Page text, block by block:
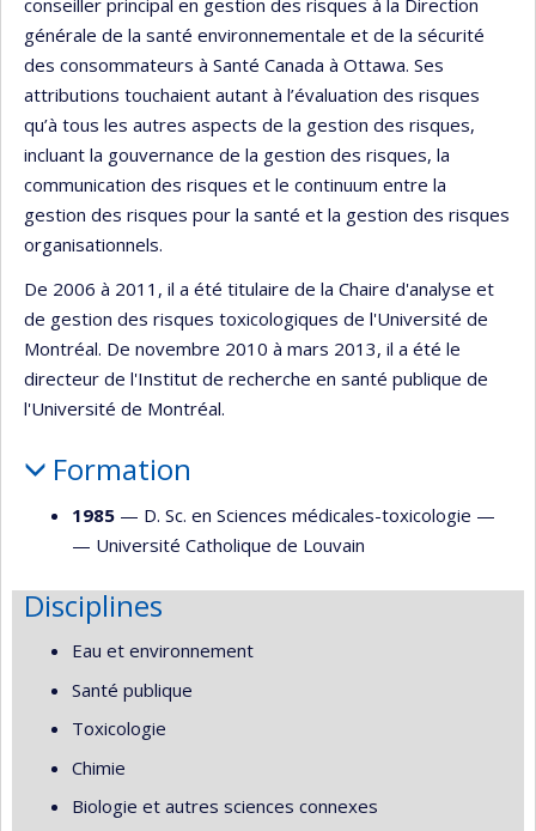
générale de la santé environnementale et de la sécurité
des consommateurs à Santé Canada à Ottawa. Ses
attributions touchaient autant à l’évaluation des risques
qu’à tous les autres aspects de la gestion des risques,
incluant la gouvernance de la gestion des risques, la
communication des risques et le continuum entre la
gestion des risques pour la santé et la gestion des risques
organisationnels.
De 2006 à 2011, il a été titulaire de la Chaire d'analyse et
de gestion des risques toxicologiques de l'Université de
Montréal. De novembre 2010 à mars 2013, il a été le
directeur de l'Institut de recherche en santé publique de
l'Université de Montréal.
Formation
1985 — D. Sc. en Sciences médicales-toxicologie —
— Université Catholique de Louvain
Disciplines
Eau et environnement
Santé publique
Toxicologie
Chimie
Biologie et autres sciences connexes